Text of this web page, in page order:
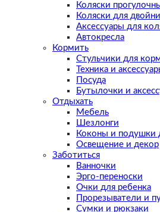
Коляски
Коляски для
Аксессуары для
Автокресла
Кормить
Стульчики для
Техника и
Посуда
Бутылочки и
Отдыхать
Мебель
Шезлонги
Коконы и подушки
Освещение и декор
Заботиться
Ванночки
Эрго-переноски
Очки для ребенка
Прорезыватели и
Сумки и рюкзаки